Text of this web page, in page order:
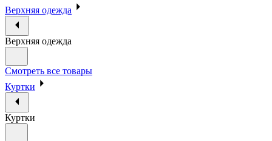
Верхняя одежда
Верхняя одежда
Смотреть все товары
Куртки
Куртки